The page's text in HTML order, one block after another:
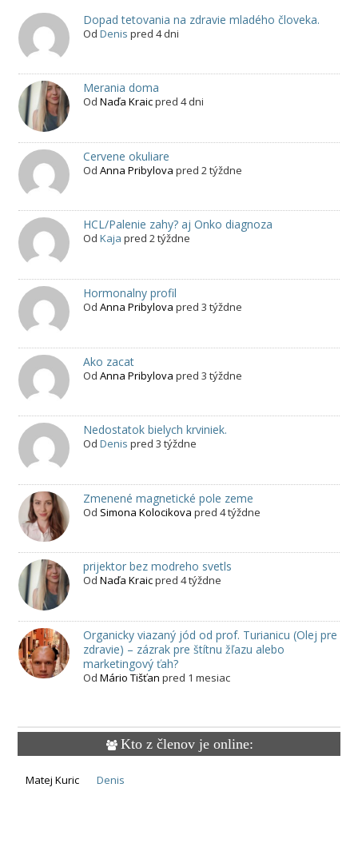
Dopad tetovania na zdravie mladého človeka.
Od Denis pred 4 dni
Merania doma
Od Naďa Kraicpred 4 dni
Cervene okuliare
Od Anna Pribylova pred 2 týždne
HCL/Palenie zahy? aj Onko diagnoza
Od Kaja pred 2 týždne
Hormonalny profil
Od Anna Pribylova pred 3 týždne
Ako zacat
Od Anna Pribylova pred 3 týždne
Nedostatok bielych krviniek.
Od Denis pred 3 týždne
Zmenené magnetické pole zeme
Od Simona Kolocikova pred 4 týždne
prijektor bez modreho svetls
Od Naďa Kraicpred 4 týždne
Organicky viazaný jód od prof. Turianicu (Olej pre
zdravie) – zázrak pre štítnu žľazu alebo
marketingový ťah?
Od Mário Tišťan pred 1 mesiac
Kto z členov je online:
Matej Kuric Denis